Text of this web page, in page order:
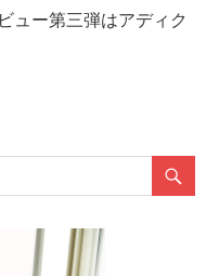
ュー第三弾はアディク